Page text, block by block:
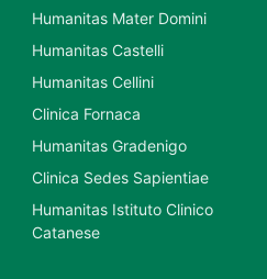
Humanitas Mater Domini
Humanitas Castelli
Humanitas Cellini
Clinica Fornaca
Humanitas Gradenigo
Clinica Sedes Sapientiae
Humanitas Istituto Clinico
Catanese